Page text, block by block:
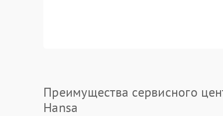
Преимущества сервисного
Hansa